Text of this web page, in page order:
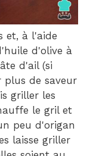
et, à l'aide
d'olive à
d'ail (si
plus de saveur
griller les
le gril et
peu d'origan
laisse griller